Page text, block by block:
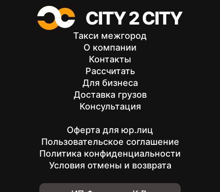
Такси межгород
О компании
Контакты
Рассчитать
Для бизнеса
Доставка грузов
Консультация
Оферта для юр.лиц
Пользовательское соглашение
Политика конфиденциальности
Условия отмены и возврата